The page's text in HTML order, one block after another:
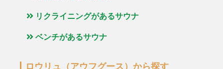
リクライニングがあるサウナ
ベンチがあるサウナ
ロウリュ（アウフグース）から探す